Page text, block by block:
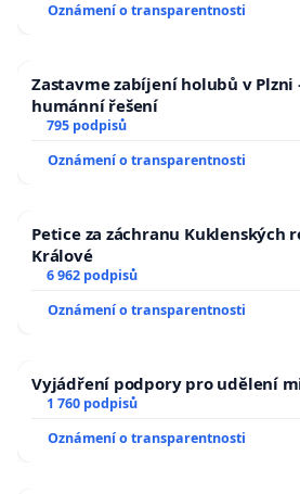
Oznámení o transparentnosti
Zastavme zabíjení holubů v Plzni
humánní řešení
795 podpisů
Oznámení o transparentnosti
Petice za záchranu Kuklenských
Králové
6 962 podpisů
Oznámení o transparentnosti
Vyjádření podpory pro udělení
1 760 podpisů
Oznámení o transparentnosti